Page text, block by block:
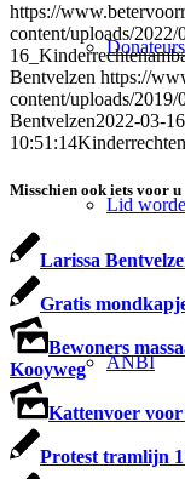
Donateurs
Lid
ANBI
https://
content/uploads/
Bentvelzen https://
content/uploads/
Bentvelzen2022-03-
10:51:14
Misschien ook iets voor u
Larissa
Gratis
Bewoners
Kooyweg
Kattenvoer voor
Protest tramlijn